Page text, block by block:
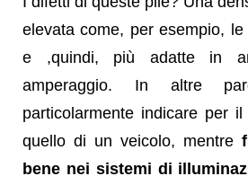
elevata come, per esempio,
e ,quindi, più adatte in
amperaggio. In altre
particolarmente indicare per
quello di un veicolo, mentre
bene nei sistemi di